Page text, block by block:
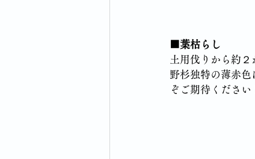
■葉枯らし
土用伐りから約
野杉独特の薄赤色
ぞご期待ください